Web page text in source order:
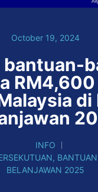
October 19, 2024
bantuan-
RM4,600
di
INFO
,
BELANJAWAN 2025